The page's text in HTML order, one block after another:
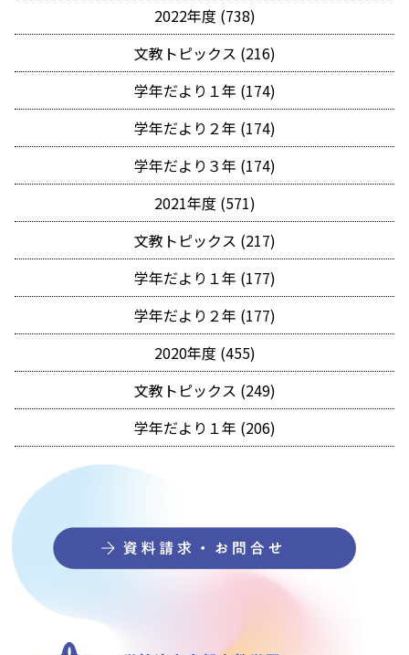
2022年度 (738)
文教トピックス (216)
学年だより１年 (174)
学年だより２年 (174)
学年だより３年 (174)
2021年度 (571)
文教トピックス (217)
学年だより１年 (177)
学年だより２年 (177)
2020年度 (455)
文教トピックス (249)
学年だより１年 (206)